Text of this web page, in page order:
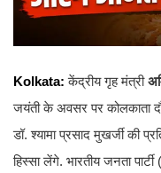
Kolkata: केंद्रीय गृह मंत्री
जयंती के अवसर पर कोलकाता
डॉ. श्यामा प्रसाद मुखर्जी की
हिस्सा लेंगे. भारतीय जनता